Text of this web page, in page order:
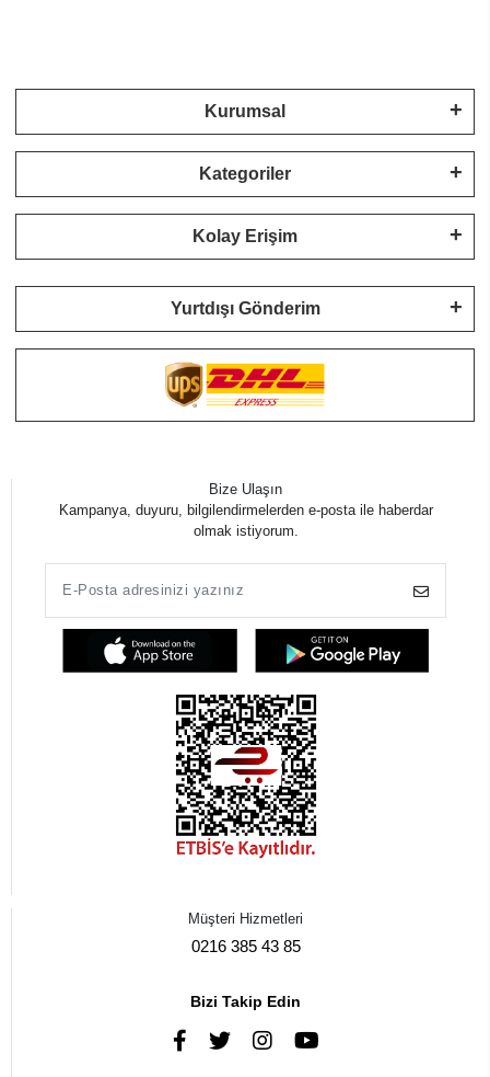
Kurumsal
Kategoriler
Kolay Erişim
Yurtdışı Gönderim
Bize Ulaşın
Kampanya, duyuru, bilgilendirmelerden e-posta ile haberdar
olmak istiyorum.
Müşteri Hizmetleri
0216 385 43 85
Bizi Takip Edin